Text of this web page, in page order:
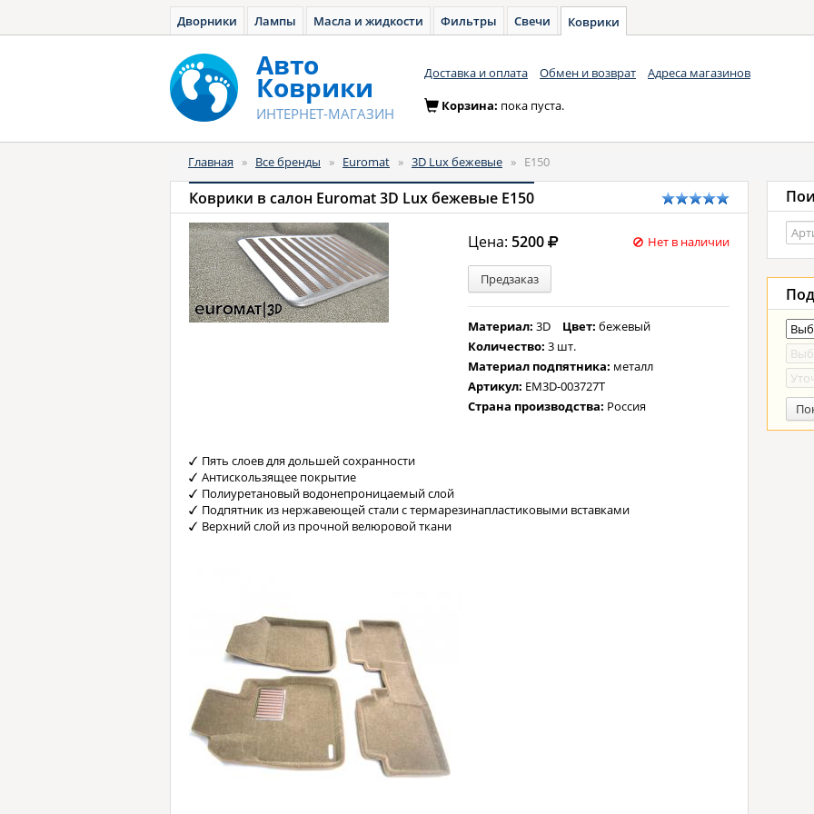
Дворники Лампы Масла и жидкости Фильтры Свечи Коврики
Авто
Коврики
ИНТЕРНЕТ-МАГАЗИН
Доставка и оплата Обмен и возврат Адреса магазинов
Корзина: пока пуста.
Главная » Все бренды » Euromat » 3D Lux бежевые » E150
Коврики в салон Euromat 3D Lux бежевые E150
Цена: 5200 Нет в наличии
Предзаказ
Материал:3D Цвет:бежевый
Количество:3 шт.
Материал подпятника: металл
Артикул: EM3D-003727T
Страна производства: Россия
Пять слоев для дольшей сохранности
Антискользящее покрытие
Полиуретановый водонепроницаемый слой
Подпятник из нержавеющей стали с термарезинапластиковыми вставками
Верхний слой из прочной велюровой ткани